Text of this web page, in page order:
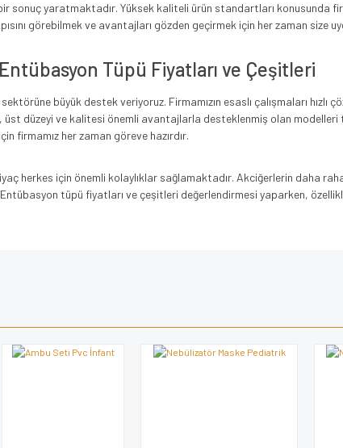
yaratmaktadır. Yüksek kaliteli ürün standartları konusunda
görebilmek ve avantajları gözden geçirmek için her zaman size
Entübasyon Tüpü Fiyatları ve Çeşitleri
büyük destek veriyoruz. Firmamızın esaslı çalışmaları
düzeyi ve kalitesi önemli avantajlarla desteklenmiş olan
firmamız her zaman göreve hazırdır.
herkes için önemli kolaylıklar sağlamaktadır. Akciğerlerin daha
tüpü fiyatları ve çeşitleri değerlendirmesi yaparken,
Yorum Yaz